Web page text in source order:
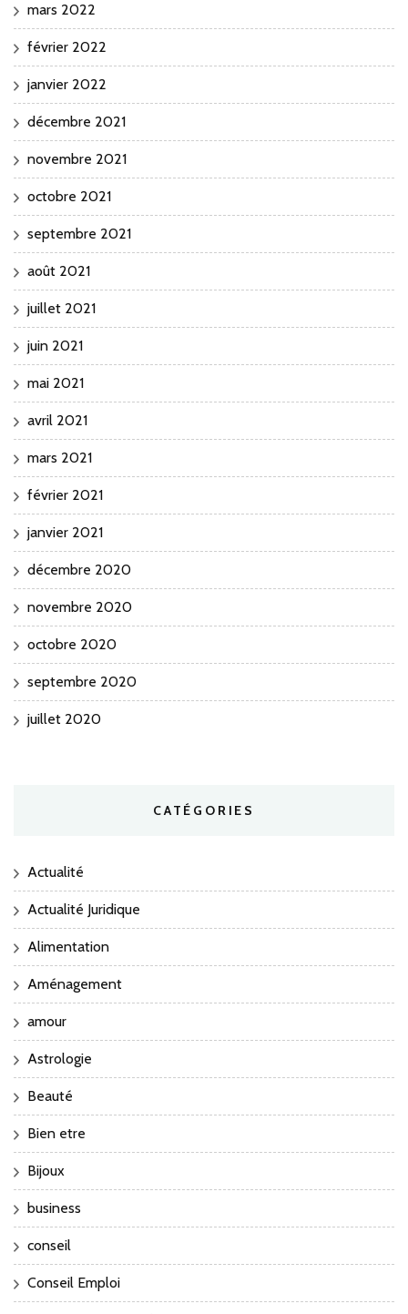
mars 2022
février 2022
janvier 2022
décembre 2021
novembre 2021
octobre 2021
septembre 2021
août 2021
juillet 2021
juin 2021
mai 2021
avril 2021
mars 2021
février 2021
janvier 2021
décembre 2020
novembre 2020
octobre 2020
septembre 2020
juillet 2020
CATÉGORIES
Actualité
Actualité Juridique
Alimentation
Aménagement
amour
Astrologie
Beauté
Bien etre
Bijoux
business
conseil
Conseil Emploi